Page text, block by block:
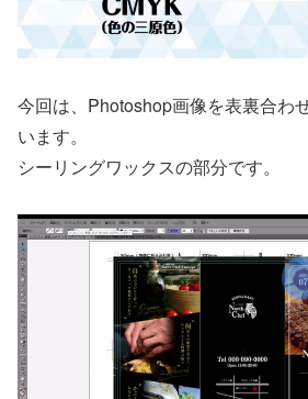
今回は、Photoshop画像を表裏合わ
います。
シーリングワックスの部分です。